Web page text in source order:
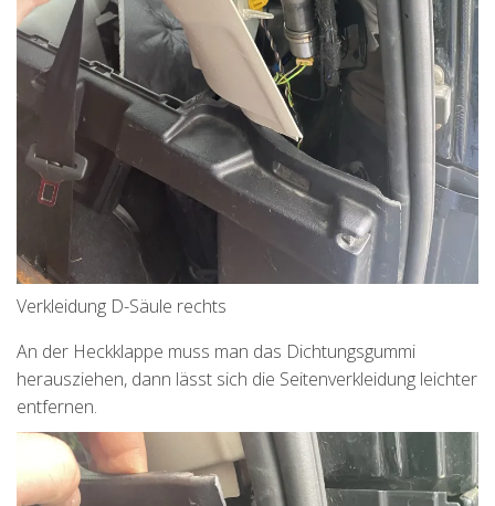
Verkleidung D-Säule rechts
An der Heckklappe muss man das Dichtungsgummi
herausziehen, dann lässt sich die Seitenverkleidung leichter
entfernen.